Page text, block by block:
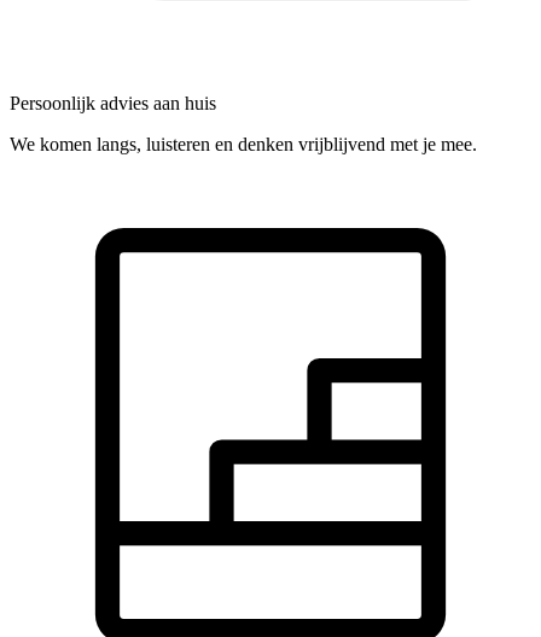
Persoonlijk advies aan huis
We komen langs, luisteren en denken vrijblijvend met je mee.